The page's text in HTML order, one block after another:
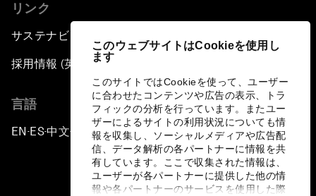
このウェブサイトはCookieを使用し
ます
このサイトではCookieを使って、ユーザー
に合わせたコンテンツや広告の表示、トラ
フィックの分析を行っています。またユー
ザーによるサイトの利用状況についても情
報を収集し、ソーシャルメディアや広告配
信、データ解析の各パートナーに情報を共
有しています。ここで収集された情報は、
ユーザーが各パートナーに提供した他の情
報や各パートナーのサービスを使用した際
リンク
サステナビリティへの取り組み
採用情報 (英語のみ)
言語
EN ▪ES▪中文▪ 日本語